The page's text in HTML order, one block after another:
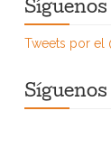
Tweets por el